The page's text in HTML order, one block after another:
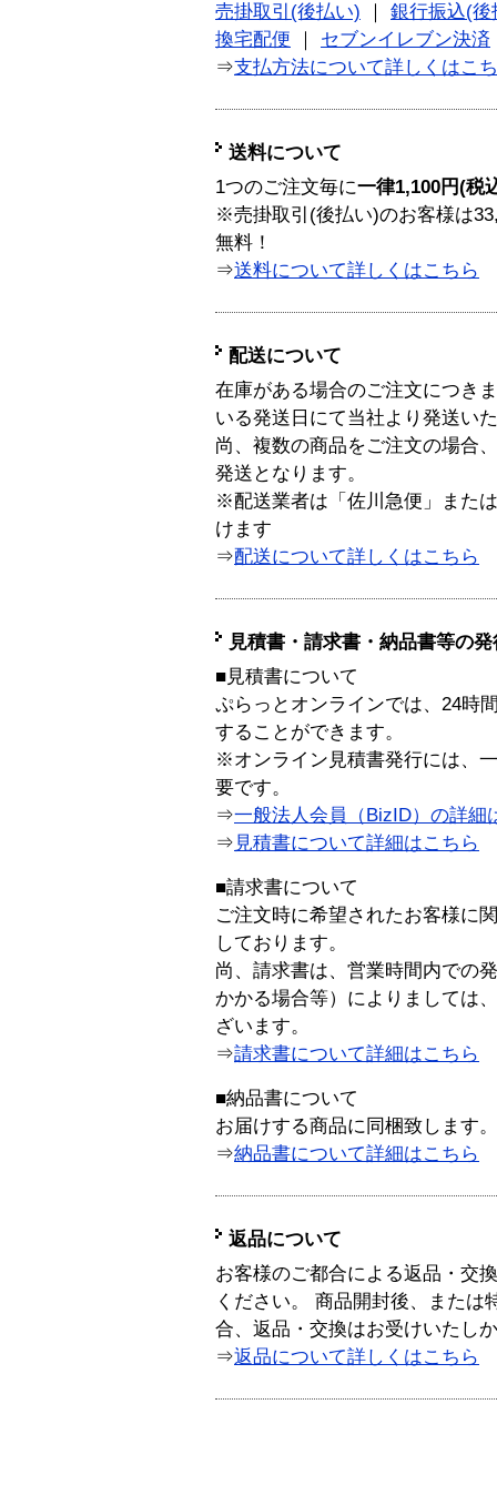
売掛取引(後払い)
銀行振込(後
換宅配便
セブンイレブン決済
⇒支払方法について詳しくはこ
送料について
1つのご注文毎に一律1,100円(税
※売掛取引(後払い)のお客様は
無料！
⇒送料について詳しくはこちら
配送について
在庫がある場合のご注文につき
いる発送日にて当社より発送い
尚、複数の商品をご注文の場合
発送となります。
※配送業者は「佐川急便」また
けます
⇒配送について詳しくはこちら
見積書・請求書・納品書等の
■見積書について
ぷらっとオンラインでは、24時
することができます。
※オンライン見積書発行には、
要です。
⇒一般法人会員（BizID）の詳細
⇒ 見積書について詳細はこちら
■請求書について
ご注文時に希望されたお客様に
しております。
尚、請求書は、営業時間内での
かかる場合等）によりましては
ざいます。
⇒請求書について詳細はこちら
■納品書について
お届けする商品に同梱致します。
⇒納品書について詳細はこちら
返品について
お客様のご都合による返品・交
ください。 商品開封後、または
合、返品・交換はお受けいたし
⇒返品について詳しくはこちら